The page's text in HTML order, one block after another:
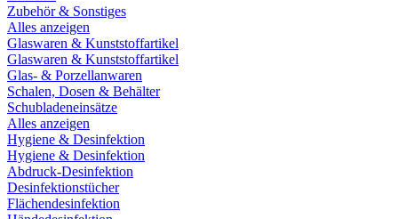
Zubehör & Sonstiges
Alles anzeigen
Glaswaren & Kunststoffartikel
Glaswaren & Kunststoffartikel
Glas- & Porzellanwaren
Schalen, Dosen & Behälter
Schubladeneinsätze
Alles anzeigen
Hygiene & Desinfektion
Hygiene & Desinfektion
Abdruck-Desinfektion
Desinfektionstücher
Flächendesinfektion